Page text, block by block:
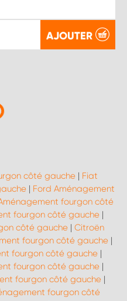
AJOUTER
côté gauche | Fiat
| Ford Aménagement
fourgon côté
fourgon côté gauche|
côté gauche | Citroën
fourgon côté gauche |
fourgon côté gauche |
fourgon côté gauche |
fourgon côté gauche |
fourgon côté